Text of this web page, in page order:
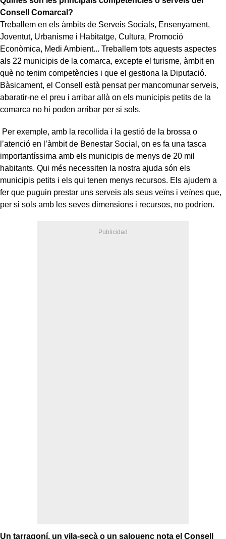
Consell Comarcal?
Treballem en els àmbits de Serveis Socials, Ensenyament,
Joventut, Urbanisme i Habitatge, Cultura, Promoció
Econòmica, Medi Ambient... Treballem tots aquests aspectes
als 22 municipis de la comarca, excepte el turisme, àmbit en
què no tenim competències i que el gestiona la Diputació.
Bàsicament, el Consell està pensat per mancomunar serveis,
abaratir-ne el preu i arribar allà on els municipis petits de la
comarca no hi poden arribar per si sols.
Per exemple, amb la recollida i la gestió de la brossa o
l’atenció en l’àmbit de Benestar Social, on es fa una tasca
importantíssima amb els municipis de menys de 20 mil
habitants. Qui més necessiten la nostra ajuda són els
municipis petits i els qui tenen menys recursos. Els ajudem a
fer que puguin prestar uns serveis als seus veïns i veïnes que,
per si sols amb les seves dimensions i recursos, no podrien.
Un tarragoní, un vila-secà o un salouenc nota el Consell